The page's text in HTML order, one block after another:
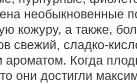
необыкновенные
кожуру, а также,
свежий, сладко-
ароматом. Когда
они достигли